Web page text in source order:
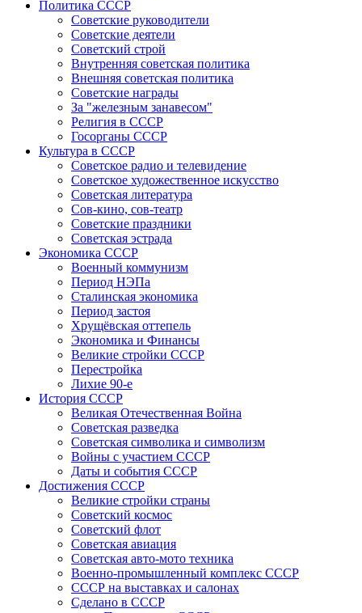
Политика СССР
Советские руководители
Советские деятели
Советский строй
Внутренняя советская политика
Внешняя советская политика
Советские награды
За "железным занавесом"
Религия в СССР
Госорганы СССР
Культура в СССР
Советское радио и телевидение
Советское художественное искусство
Советская литература
Сов-кино, сов-театр
Советские праздники
Советская эстрада
Экономика СССР
Военный коммунизм
Период НЭПа
Сталинская экономика
Период застоя
Хрущёвская оттепель
Экономика и Финансы
Великие стройки СССР
Перестройка
Лихие 90-е
История СССР
Великая Отечественная Война
Советская разведка
Советская символика и символизм
Войны с участием СССР
Даты и события СССР
Достижения СССР
Великие стройки страны
Советский космос
Советский флот
Советская авиация
Советская авто-мото техника
Военно-промышленный комплекс СССР
СССР на выставках и салонах
Сделано в СССР